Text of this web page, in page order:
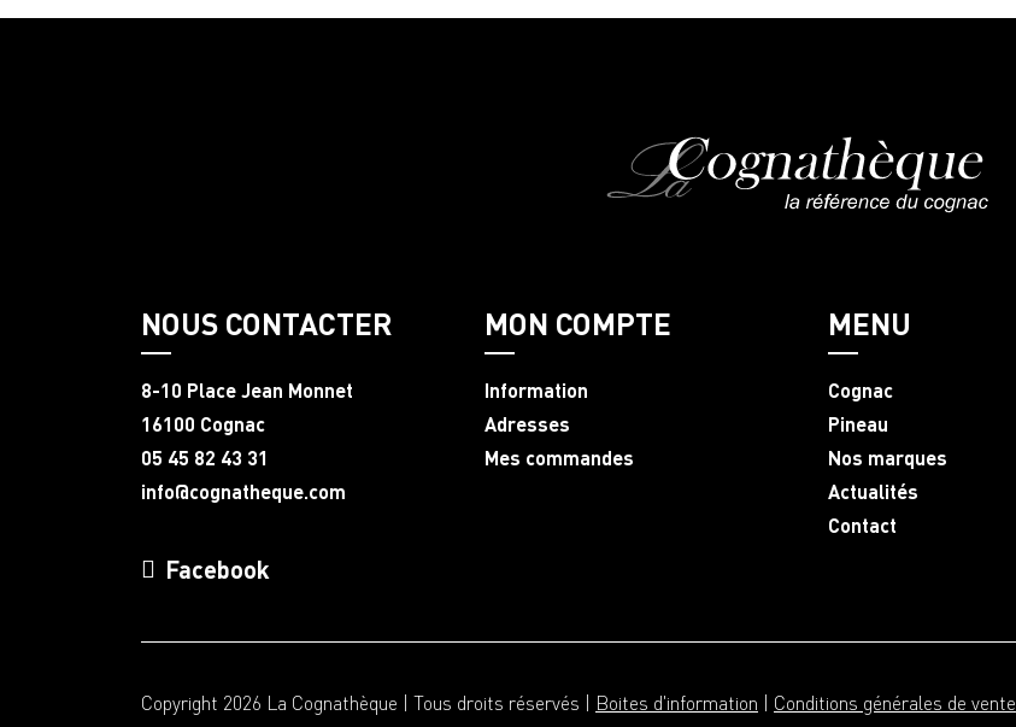
NOUS CONTACTER
8-10 Place Jean Monnet
16100 Cognac
05 45 82 43 31
info@cognatheque.com
MON COMPTE
Information
Adresses
Mes commandes
MENU
Cognac
Pineau
Nos marques
Actualités
Contact
Facebook
Copyright 2026 La Cognathèque | Tous droits réservés | Boites d'information | Conditions générales de vente